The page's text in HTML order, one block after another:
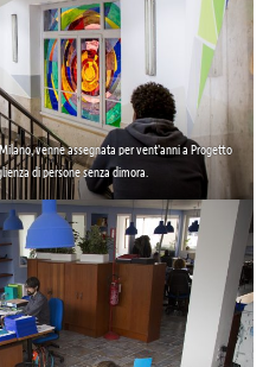
venne assegnata per vent’anni a Progetto
di persone senza dimora.